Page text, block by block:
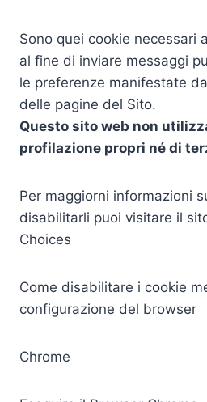
Sono quei cookie necessari
al fine di inviare messaggi
le preferenze manifestate
delle pagine del Sito.
Questo sito web non
profilazione propri né di
Per maggiorni informazioni
disabilitarli puoi visitare il
Choices
Come disabilitare i cookie
configurazione del browser
Chrome